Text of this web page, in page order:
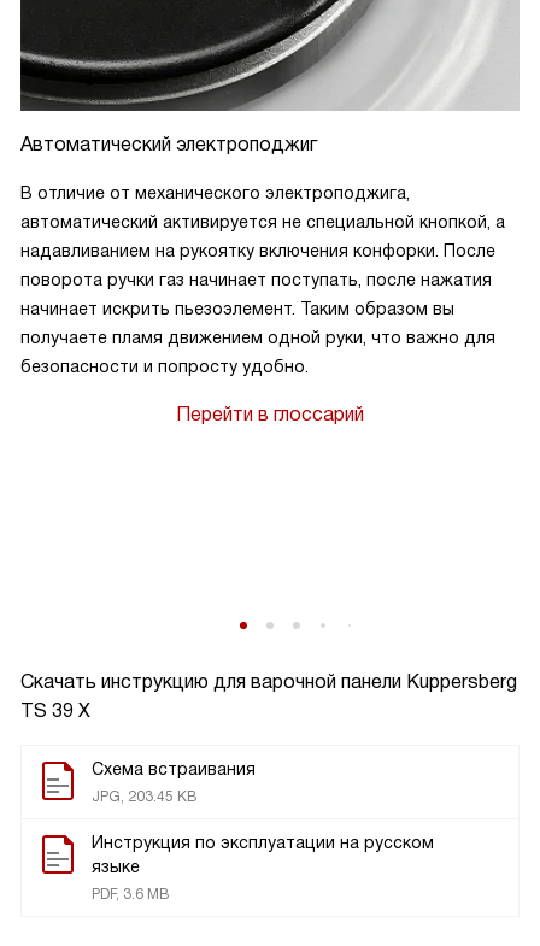
Скачать инструкцию для варочной панели Kuppersberg
TS 39 X
Схема встраивания
JPG, 203.45 KB
Инструкция по эксплуатации на русском
языке
PDF, 3.6 MB
Автоматический электроподжиг
В отличие от механического электроподжига,
автоматический активируется не специальной кнопкой, а
надавливанием на рукоятку включения конфорки. После
поворота ручки газ начинает поступать, после нажатия
начинает искрить пьезоэлемент. Таким образом вы
получаете пламя движением одной руки, что важно для
безопасности и попросту удобно.
Перейти в глоссарий